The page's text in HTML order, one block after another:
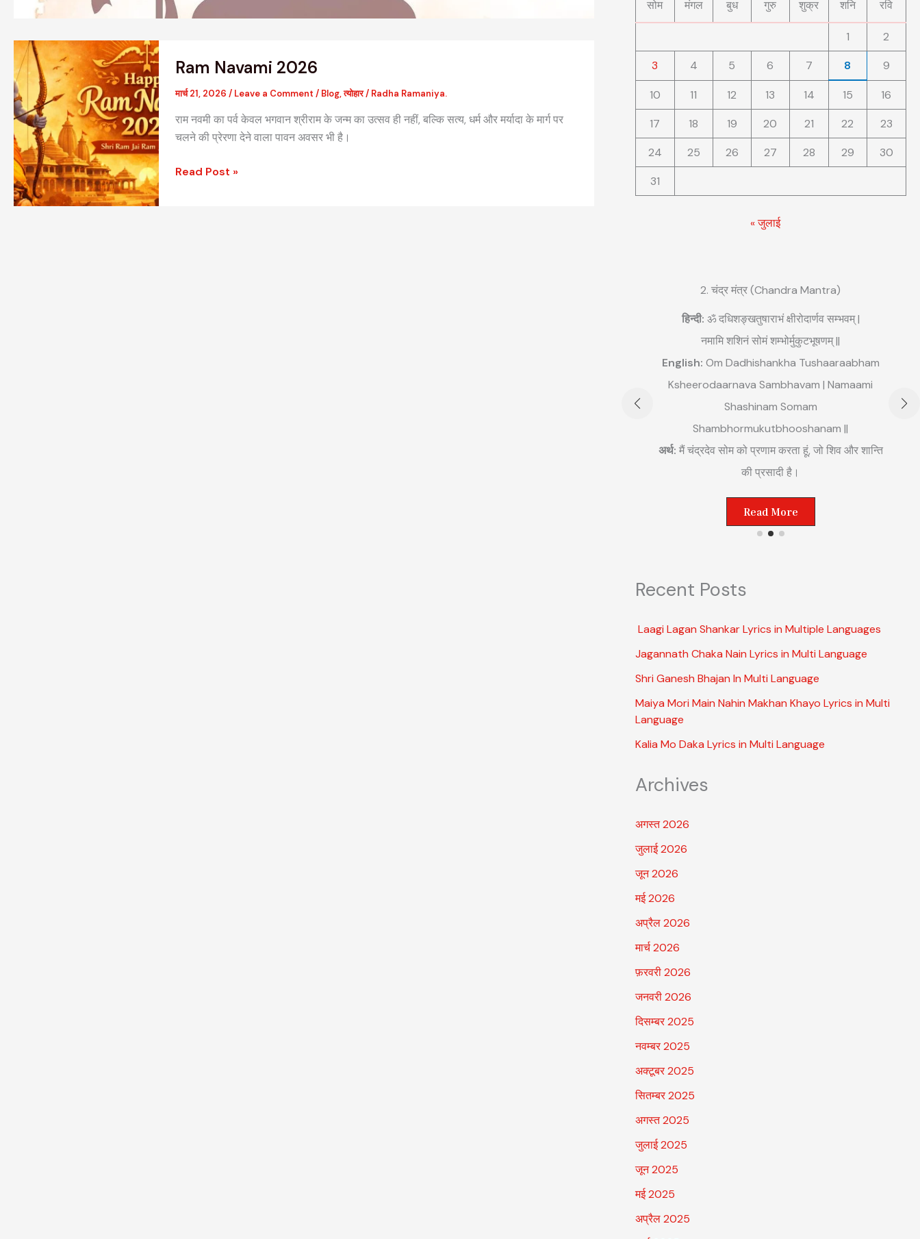
Ram Navami 2026
मार्च 21, 2026 / Leave a Comment / Blog,त्योहार/ Radha Ramaniya.
राम नवमी का पर्व केवल भगवान श्रीराम के जन्म का उत्सव ही नहीं, बल्कि सत्य, धर्म और मर्यादा के मार्ग पर
चलने की प्रेरणा देने वाला पावन अवसर भी है।
Navami
Read Post »
सोम मंगल बुध गुरु शुक्र शनि रवि
1
2
3
4 5 6 7 8 9
10 11 12 13 14 15
16
17
18 19 20 21 22
23
24
25 26 27 28 29
30
31
« जुलाई
2. चंद्र मंत्र (Chandra Mantra)
हिन्दी: ॐ दधिशङ्खतुषाराभं क्षीरोदार्णव सम्भवम् |
नमामि शशिनं सोमं शम्भोर्मुकुटभूषणम् ||
English: Om Dadhishankha Tushaaraabham
Ksheerodaarnava Sambhavam | Namaami
Shashinam Somam
Shambhormukutbhooshanam ||
अर्थ: मैं चंद्रदेव सोम को प्रणाम करता हूं, जो शिव और शान्ति
की प्रसादी है।
Read More
Recent Posts
Laagi Lagan Shankar Lyrics in Multiple Languages
Jagannath Chaka Nain Lyrics in Multi Language
Shri Ganesh Bhajan In Multi Language
Maiya Mori Main Nahin Makhan Khayo Lyrics in Multi
Language
Kalia Mo Daka Lyrics in Multi Language
Archives
अगस्त 2026
जुलाई 2026
जून 2026
मई 2026
अप्रैल 2026
मार्च 2026
फ़रवरी 2026
जनवरी 2026
दिसम्बर 2025
नवम्बर 2025
अक्टूबर 2025
सितम्बर 2025
अगस्त 2025
जुलाई 2025
जून 2025
मई 2025
अप्रैल 2025